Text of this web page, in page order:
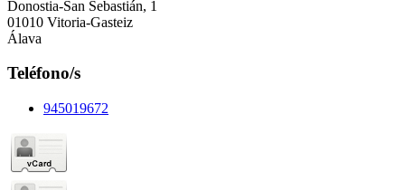
Donostia-San Sebastián, 1
01010 Vitoria-Gasteiz
Álava
Teléfono/s
945019672